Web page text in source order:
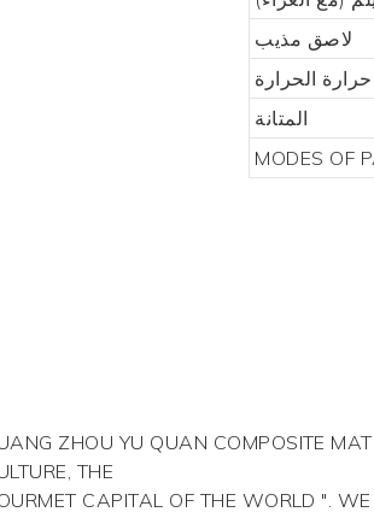
لاصق مذيب
الحرارة
المتانة
MODES OF
ZHOU YU QUAN COMPOSITE
THE
CAPITAL OF THE WORLD ".